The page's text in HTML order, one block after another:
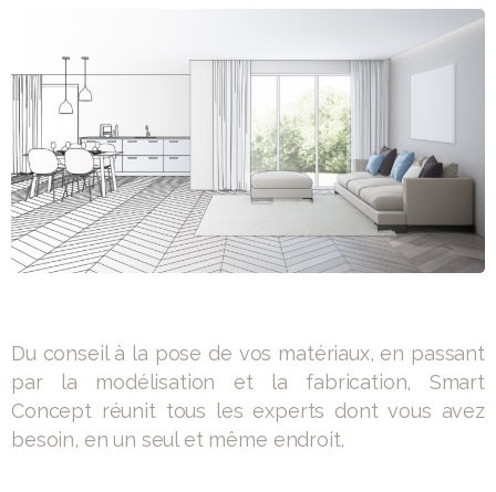
Du conseil à la pose de vos matériaux, en passant
par la modélisation et la fabrication, Smart
Concept réunit tous les experts dont vous avez
besoin, en un seul et même endroit.